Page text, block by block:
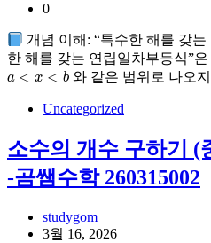
0
개념 이해: “특수한 해를 갖
한 해를 갖는 연립일차부등식”
a< < b 와 같은 범위로 나오
Uncategorized
소수의 개수 구하기 (
-곰쌤수학 260315002
studygom
3월 16, 2026